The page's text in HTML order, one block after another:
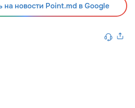
на новости Point.md в Google